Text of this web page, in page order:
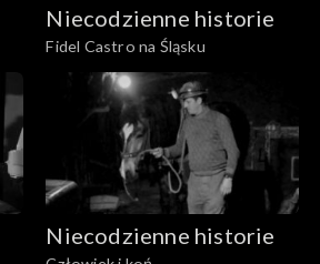
Niecodzienne historie
Fidel Castro na Śląsku
Niecodzienne historie